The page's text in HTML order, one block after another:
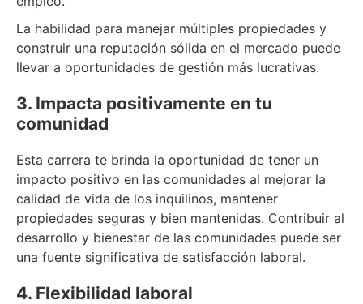
La habilidad para manejar múltiples propiedades y
construir una reputación sólida en el mercado puede
llevar a oportunidades de gestión más lucrativas.
3. Impacta positivamente en tu
comunidad
Esta carrera te brinda la oportunidad de tener un
impacto positivo en las comunidades al mejorar la
calidad de vida de los inquilinos, mantener
propiedades seguras y bien mantenidas. Contribuir al
desarrollo y bienestar de las comunidades puede ser
una fuente significativa de satisfacción laboral.
4. Flexibilidad laboral